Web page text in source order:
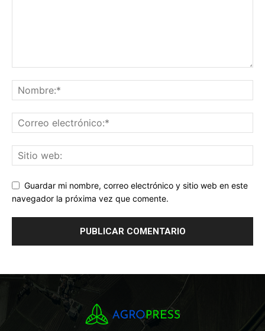
Guardar mi nombre, correo electrónico y sitio web en este
navegador la próxima vez que comente.